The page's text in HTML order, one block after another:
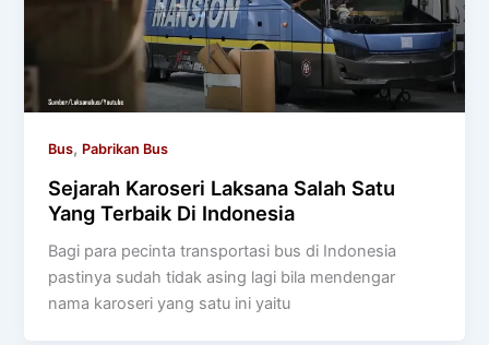
Bus, Pabrikan Bus
Sejarah Karoseri Laksana Salah Satu
Yang Terbaik Di Indonesia
Bagi para pecinta transportasi bus di Indonesia
pastinya sudah tidak asing lagi bila mendengar
nama karoseri yang satu ini yaitu